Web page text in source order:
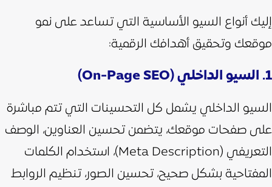
إليك أنواع السيو الأساسية التي تساعد على نمو
موقعك وتحقيق أهدافك الرقمية:
1. السيو الداخلي (On-Page SEO)
السيو الداخلي يشمل كل التحسينات التي تتم مباشرة
على صفحات موقعك، يتضمن تحسين العناوين، الوصف
التعريفي (Meta Description)، استخدام الكلمات
المفتاحية بشكل صحيح، تحسين الصور، تنظيم الروابط